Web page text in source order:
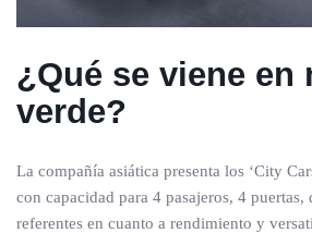
¿Qué se viene en
verde?
La compañía asiática presenta los ‘City
con capacidad para 4 pasajeros, 4 puertas,
referentes en cuanto a rendimiento y